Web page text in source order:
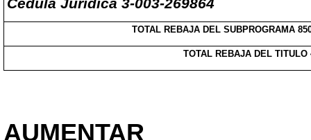
TOTAL REBAJA DEL SUBPROGRAMA
TOTAL REBAJA DEL TITULO
AUMENTAR